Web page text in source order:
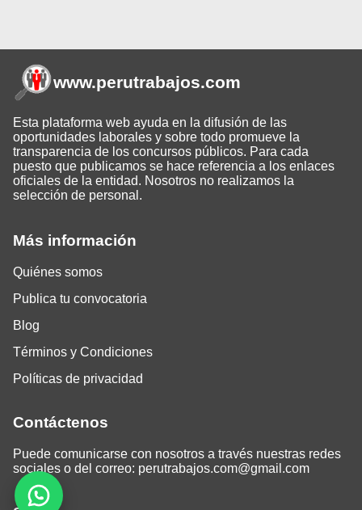
Más información
Quiénes somos
Publica tu convocatoria
Blog
Términos y Condiciones
Políticas de privacidad
Contáctenos
Puede comunicarse con nosotros a través nuestras redes
sociales o del correo: perutrabajos.com@gmail.com
www.perutrabajos.com
Esta plataforma web ayuda en la difusión de las
oportunidades laborales y sobre todo promueve la
transparencia de los concursos públicos. Para cada
puesto que publicamos se hace referencia a los enlaces
oficiales de la entidad. Nosotros no realizamos la
selección de personal.